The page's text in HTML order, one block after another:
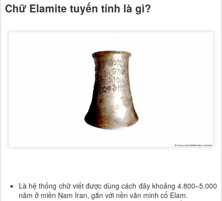
Chữ Elamite tuyến tính là gì?
Là hệ thống chữ viết được dùng cách đây khoảng 4.800–5.000
năm ở miền Nam Iran, gắn với nền văn minh cổ Elam.